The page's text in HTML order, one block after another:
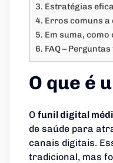
Estratégias
Erros comuns
Em suma,
FAQ –
O que é
O funil digital
de saúde para
canais digitais.
tradicional, mas